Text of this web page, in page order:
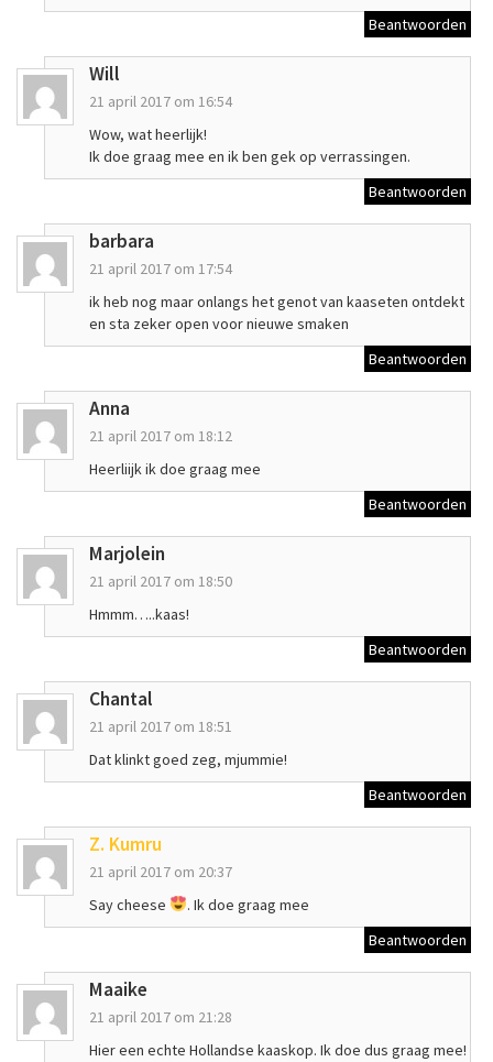
Beantwoorden
Will
21 april 2017 om 16:54
Wow, wat heerlijk!
Ik doe graag mee en ik ben gek op verrassingen.
Beantwoorden
barbara
21 april 2017 om 17:54
ik heb nog maar onlangs het genot van kaaseten ontdekt
en sta zeker open voor nieuwe smaken
Beantwoorden
Anna
21 april 2017 om 18:12
Heerliijk ik doe graag mee
Beantwoorden
Marjolein
21 april 2017 om 18:50
Hmmm…..kaas!
Beantwoorden
Chantal
21 april 2017 om 18:51
Dat klinkt goed zeg, mjummie!
Beantwoorden
Z. Kumru
21 april 2017 om 20:37
Say cheese
. Ik doe graag mee
Beantwoorden
Maaike
21 april 2017 om 21:28
Hier een echte Hollandse kaaskop. Ik doe dus graag mee!